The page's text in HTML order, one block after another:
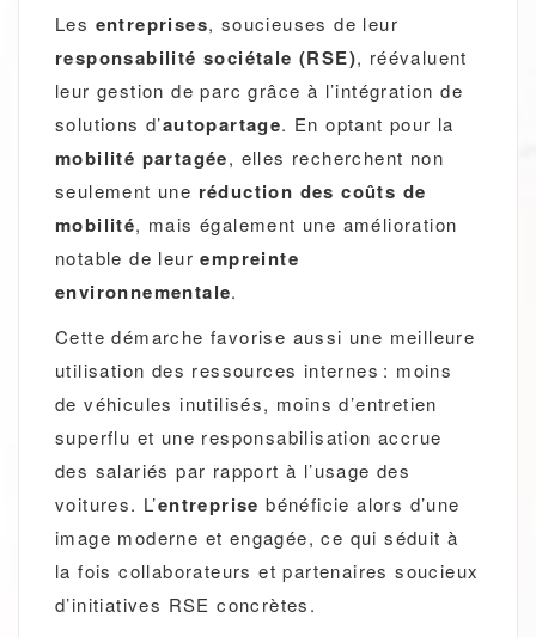
Les entreprises, soucieuses de leur
responsabilité sociétale (RSE), réévaluent
leur gestion de parc grâce à l’intégration de
solutions d’autopartage. En optant pour la
mobilité partagée, elles recherchent non
seulement une réduction des coûts de
mobilité, mais également une amélioration
notable de leurempreinte
environnementale.
Cette démarche favorise aussi une meilleure
utilisation des ressources internes : moins
de véhicules inutilisés, moins d’entretien
superflu et une responsabilisation accrue
des salariés par rapport à l’usage des
voitures. L’entreprise bénéficie alors d’une
image moderne et engagée, ce qui séduit à
la fois collaborateurs et partenaires soucieux
d’initiatives RSE concrètes.